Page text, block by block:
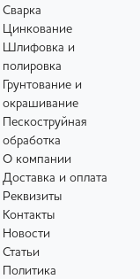
Сварка
Цинкование
Шлифовка и
полировка
Грунтование и
окрашивание
Пескоструйная
обработка
О компании
Доставка и оплата
Реквизиты
Контакты
Новости
Статьи
Политика